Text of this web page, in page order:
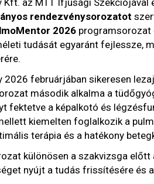
Kft. az MTT Ifjúsági
rendezvénysorozatot
2026 programsorozat
tudását egyaránt fejlessze,
2026 februárjában sikeresen
második alkalma a
fektetve a képalkotó és
kiemelten foglalkozik a
terápia és a hatékony
különösen a szakvizsga
nyújt a tudás frissítésére és